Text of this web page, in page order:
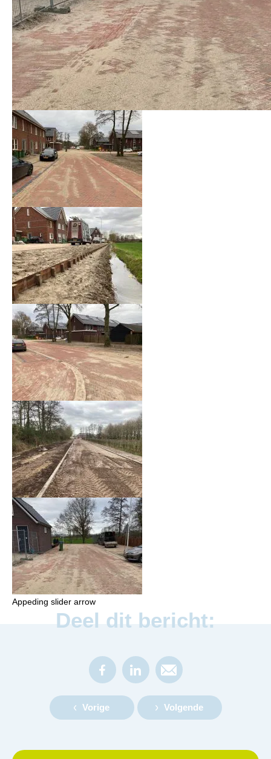
Appeding slider arrow
Deel dit bericht:
Vorige Volgende